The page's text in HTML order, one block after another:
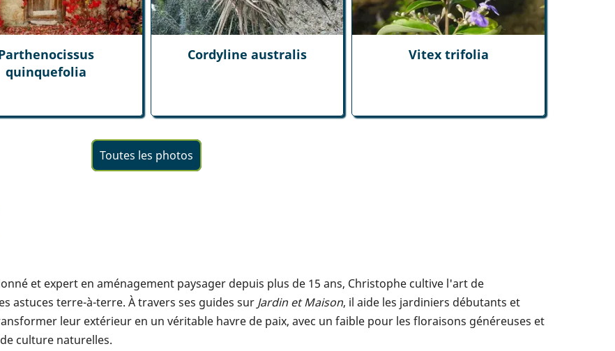
quinquefolia
Cordyline australis Vitex trifolia
Toutes les photos
et expert en aménagement paysager depuis plus de 15 ans, Christophe cultive l'art de
astuces terre-à-terre. À travers ses guides sur Jardin et Maison, il aide les jardiniers débutants et
leur extérieur en un véritable havre de paix, avec un faible pour les floraisons généreuses et
culture naturelles.